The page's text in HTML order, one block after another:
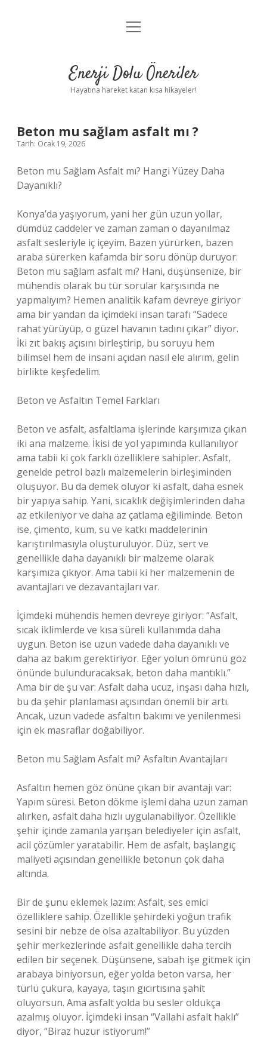
Anasayfa
Yasal Uyarı
menüyü
Enerji Dolu Öneriler
Hayatına hareket katan kısa hikayeler!
Beton mu sağlam asfalt mı ?
Tarih: Ocak 19, 2026
Beton mu Sağlam Asfalt mı? Hangi Yüzey Daha
Dayanıklı?
Konya’da yaşıyorum, yani her gün uzun yollar,
dümdüz caddeler ve zaman zaman o dayanılmaz
asfalt sesleriyle iç içeyim. Bazen yürürken, bazen
araba sürerken kafamda bir soru dönüp duruyor:
Beton mu sağlam asfalt mı? Hani, düşünsenize, bir
mühendis olarak bu tür sorular karşısında ne
yapmalıyım? Hemen analitik kafam devreye giriyor
ama bir yandan da içimdeki insan tarafı “Sadece
rahat yürüyüp, o güzel havanın tadını çıkar” diyor.
İki zıt bakış açısını birleştirip, bu soruyu hem
bilimsel hem de insani açıdan nasıl ele alırım, gelin
birlikte keşfedelim.
Beton ve Asfaltın Temel Farkları
Beton ve asfalt, asfaltlama işlerinde karşımıza çıkan
iki ana malzeme. İkisi de yol yapımında kullanılıyor
ama tabii ki çok farklı özelliklere sahipler. Asfalt,
genelde petrol bazlı malzemelerin birleşiminden
oluşuyor. Bu da demek oluyor ki asfalt, daha esnek
bir yapıya sahip. Yani, sıcaklık değişimlerinden daha
az etkileniyor ve daha az çatlama eğiliminde. Beton
ise, çimento, kum, su ve katkı maddelerinin
karıştırılmasıyla oluşturuluyor. Düz, sert ve
genellikle daha dayanıklı bir malzeme olarak
karşımıza çıkıyor. Ama tabii ki her malzemenin de
avantajları ve dezavantajları var.
İçimdeki mühendis hemen devreye giriyor: “Asfalt,
sıcak iklimlerde ve kısa süreli kullanımda daha
uygun. Beton ise uzun vadede daha dayanıklı ve
daha az bakım gerektiriyor. Eğer yolun ömrünü göz
önünde bulunduracaksak, beton daha mantıklı.”
Ama bir de şu var: Asfalt daha ucuz, inşası daha hızlı,
bu da şehir planlaması açısından önemli bir artı.
Ancak, uzun vadede asfaltın bakımı ve yenilenmesi
için ek masraflar doğabiliyor.
Beton mu Sağlam Asfalt mı? Asfaltın Avantajları
Asfaltın hemen göz önüne çıkan bir avantajı var:
Yapım süresi. Beton dökme işlemi daha uzun zaman
alırken, asfalt daha hızlı uygulanabiliyor. Özellikle
şehir içinde zamanla yarışan belediyeler için asfalt,
acil çözümler yaratabilir. Hem de asfalt, başlangıç
maliyeti açısından genellikle betonun çok daha
altında.
Bir de şunu eklemek lazım: Asfalt, ses emici
özelliklere sahip. Özellikle şehirdeki yoğun trafik
sesini bir nebze de olsa azaltabiliyor. Bu yüzden
şehir merkezlerinde asfalt genellikle daha tercih
edilen bir seçenek. Düşünsene, sabah işe gitmek için
arabaya biniyorsun, eğer yolda beton varsa, her
türlü çukura, kayaya, taşın gıcırtısına şahit
oluyorsun. Ama asfalt yolda bu sesler oldukça
azalmış oluyor. İçimdeki insan “Vallahi asfalt haklı”
diyor, “Biraz huzur istiyorum!”